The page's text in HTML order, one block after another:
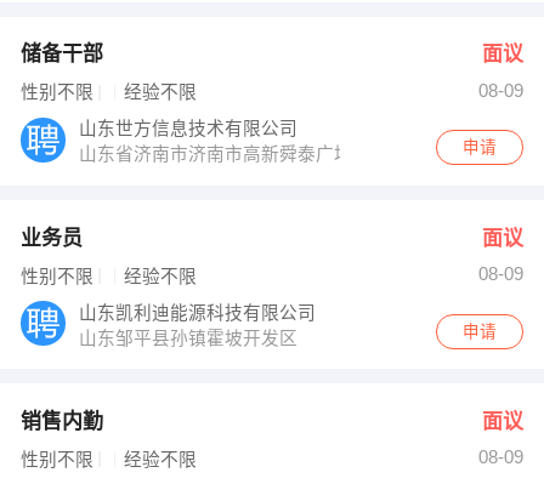
储备干部 面议
性别不限 经验不限
08-09
山东世方信息技术有限公司
山东省济南市济南市高新舜泰广场
申请
业务员 面议
性别不限 经验不限
08-09
山东凯利迪能源科技有限公司
山东邹平县孙镇霍坡开发区
申请
销售内勤 面议
性别不限 经验不限
08-09